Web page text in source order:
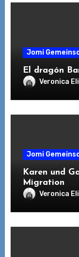
Jomi
El dragón
Veronica
Jomi
Karen und
Migration
Veronica